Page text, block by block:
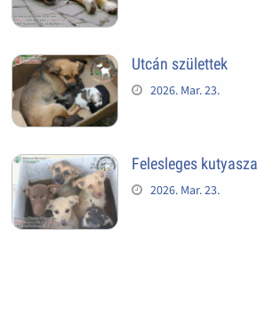
Utcán születtek
2026. Mar. 23.
Felesleges
2026. Mar. 23.